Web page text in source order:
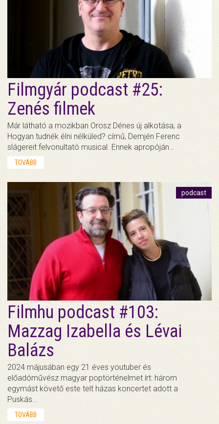
Filmgyár podcast #25:
Zenés filmek
Már látható a mozikban Orosz Dénes új alkotása, a
Hogyan tudnék élni nélküled? című, Demjén Ferenc
slágereit felvonultató musical. Ennek apropóján…
TOVÁBB
podcast
Filmhu podcast #103:
Mazzag Izabella és Lévai
Balázs
2024 májusában egy 21 éves youtuber és
előadóművész magyar poptörténelmet írt: három
egymást követő este telt házas koncertet adott a
Puskás…
TOVÁBB